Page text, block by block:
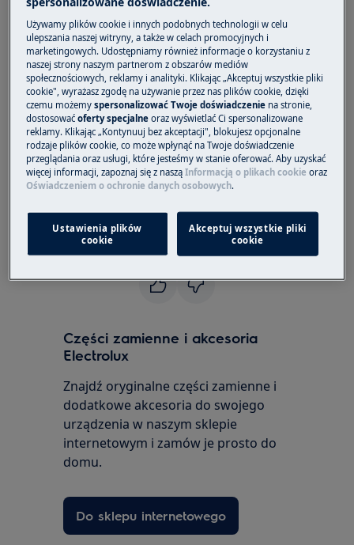
W przypadku pralek ładowanych od góry, górna
pokrywa stanowi kluczowy element urządzenia.
Jeśli pokrywa jest pęknięta lub uszkodzona,
może to wpłynąć na bezpieczeństwo i
funkcjonowanie urządzenia. W trosce o
bezpieczeństwo naszych klientów, zalecamy
niezwłoczną wymianę lub naprawę uszkodzonej
pokrywy. Prosimy o skontaktowanie się z
Biurem Obsługi Klienta Electrolux, aby zgłosić
problem i zlecić naprawę. Do czasu rozwiązania
problemu, zalecamy zaprzestanie korzystania z
urządzenia.
Czy ten artykuł był pomocny?
Części zamienne i akcesoria
Electrolux
Znajdź oryginalne części zamienne i
dodatkowe akcesoria do swojego
urządzenia w naszym sklepie
internetowym i zamów je prosto do
domu.
Do sklepu internetowego
Używamy plików cookie i innych podobnych technologii w celu
ulepszania naszej witryny, a także w celach promocyjnych i
marketingowych. Udostępniamy również informacje o korzystaniu z
naszej strony naszym partnerom z obszarów mediów
społecznościowych, reklamy i analityki. Klikając „Akceptuj wszystkie pliki
cookie", wyrażasz zgodę na używanie przez nas plików cookie, dzięki
czemu możemyspersonalizować Twoje doświadczenie na stronie,
dostosowaćoferty specjalne oraz wyświetlać Ci spersonalizowane
reklamy. Klikając „Kontynuuj bez akceptacji", blokujesz opcjonalne
rodzaje plików cookie, co może wpłynąć na Twoje doświadczenie
przeglądania oraz usługi, które jesteśmy w stanie oferować. Aby uzyskać
więcej informacji, zapoznaj się z nasząInformacją o plikach cookie oraz
Oświadczeniem o ochronie danych osobowych.
Ustawienia plików
cookie
Akceptuj wszystkie pliki
cookie